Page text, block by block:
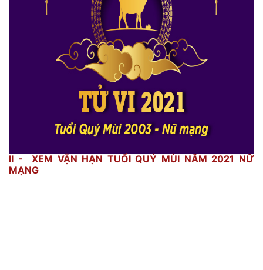
II - XEM VẬN HẠN TUỔI QUÝ MÙI NĂM 2021 NỮ
MẠNG